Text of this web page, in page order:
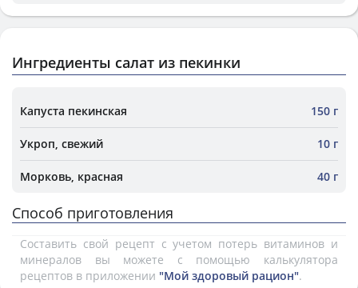
Ингредиенты салат из пекинки
Капуста пекинская 150 г
Укроп, свежий 10 г
Морковь, красная 40 г
Способ приготовления
Составить свой рецепт с учетом потерь витаминов и
минералов вы можете с помощью калькулятора
рецептов в приложении "Мой здоровый рацион".